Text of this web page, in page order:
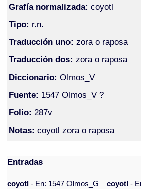
Grafía normalizada: coyotl
Tipo: r.n.
Traducción uno: zora o raposa
Traducción dos: zora o raposa
Diccionario: Olmos_V
Fuente: 1547 Olmos_V ?
Folio: 287v
Notas: coyotl zora o raposa
Entradas
coyotl- En: 1547 Olmos_G coyotl-